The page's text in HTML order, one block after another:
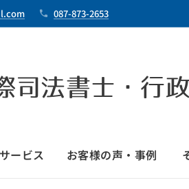
087-873-2653
法書士・行
サービス お客様の声・事例